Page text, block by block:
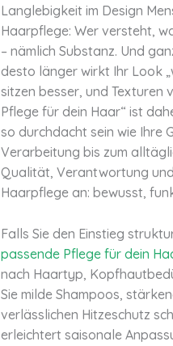
Langlebigkeit im Design
Haarpflege: Wer versteht,
– nämlich Substanz. Und
desto länger wirkt Ihr Look
sitzen besser, und Texturen
Pflege für dein Haar“ ist
so durchdacht sein wie Ihre
Verarbeitung bis zum
Qualität, Verantwortung
Haarpflege an: bewusst,
Falls Sie den Einstieg
passende Pflege für dein
nach Haartyp,
Sie milde Shampoos,
verlässlichen Hitzeschutz
erleichtert saisonale